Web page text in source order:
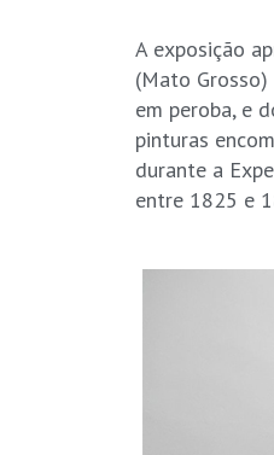
A exposição
(Mato
em peroba, e
pinturas
durante a
entre 1825 e